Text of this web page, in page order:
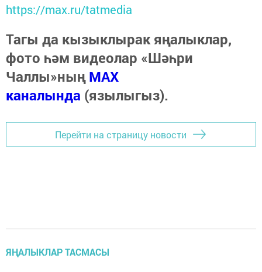
https://max.ru/tatmedia
Тагы да кызыклырак яңалыклар,
фото һәм видеолар «Шәһри
Чаллы»ныңMAX
каналында (язылыгыз).
Перейти на страницу новости
ЯҢАЛЫКЛАР ТАСМАСЫ